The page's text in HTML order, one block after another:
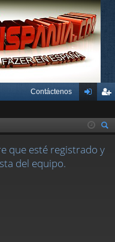
Contáctenos
nti
fic
ist
car
que esté registrado y
del equipo.